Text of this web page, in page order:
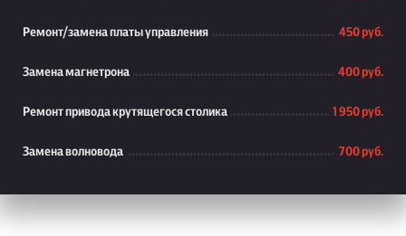
Ремонт/замена платы управления 450 руб.
Замена магнетрона 400 руб.
Ремонт привода крутящегося столика 1 950 руб.
Замена волновода 700 руб.